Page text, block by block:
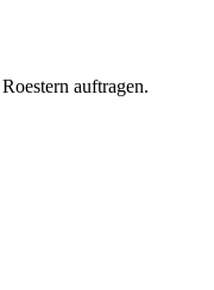
auftragen.